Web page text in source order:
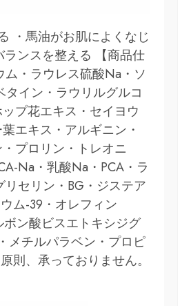
・馬油がお肌によくなじ
ンスを整える 【商品仕
・ラウレス硫酸Na・ソ
イン・ラウリルグルコ
プ花エキス・セイヨウ
エキス・アルギニン・
プロリン・トレオニ
Na・乳酸Na・PCA・ラ
セリン・BG・ジステア
ム-39・オレフィン
ボン酸ビスエトキシジグ
メチルパラベン・プロピ
則、承っておりません。